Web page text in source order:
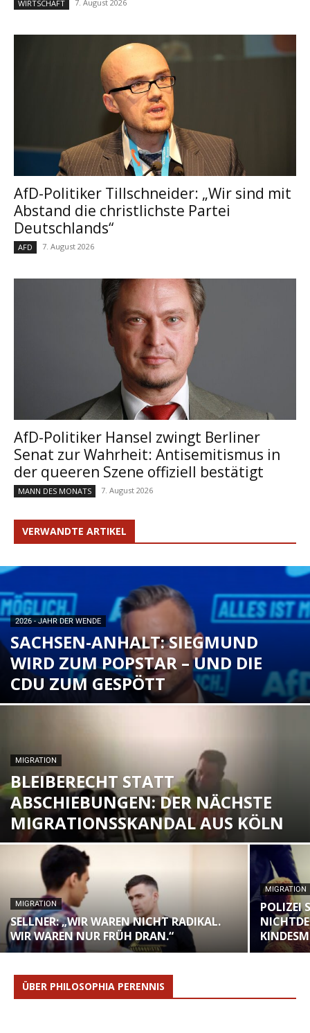
WIRTSCHAFT 7. August 2026
AfD-Politiker Tillschneider: „Wir sind mit
Abstand die christlichste Partei
Deutschlands“
AFD 7. August 2026
AfD-Politiker Hansel zwingt Berliner
Senat zur Wahrheit: Antisemitismus in
der queeren Szene offiziell bestätigt
MANN DES MONATS 7. August 2026
VERWANDTE ARTIKEL
2026 - JAHR DER WENDE
SACHSEN-ANHALT: SIEGMUND
WIRD ZUM POPSTAR – UND DIE
CDU ZUM GESPÖTT
MIGRATION
BLEIBERECHT STATT
ABSCHIEBUNGEN: DER NÄCHSTE
MIGRATIONSSKANDAL AUS KÖLN
MIGRATION
SELLNER: „WIR WAREN NICHT RADIKAL.
WIR WAREN NUR FRÜH DRAN.“
MIGRATION
POLIZEI
ÜBER PHILOSOPHIA PERENNIS